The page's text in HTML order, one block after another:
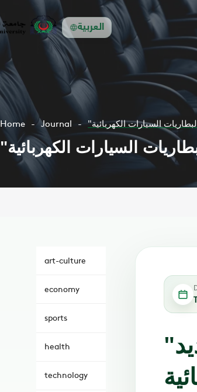
العربية
Home Journal السيارات الكهربائية
السيارات الكهربائية
art-culture
economy
sports
health
technology
"باناسونيك" تعلن عن تأسيس مصنع جديد